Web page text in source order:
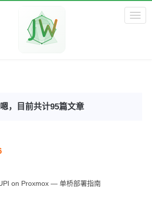
嗯，目前共计95篇文章
on Proxmox — 单桥部署指南